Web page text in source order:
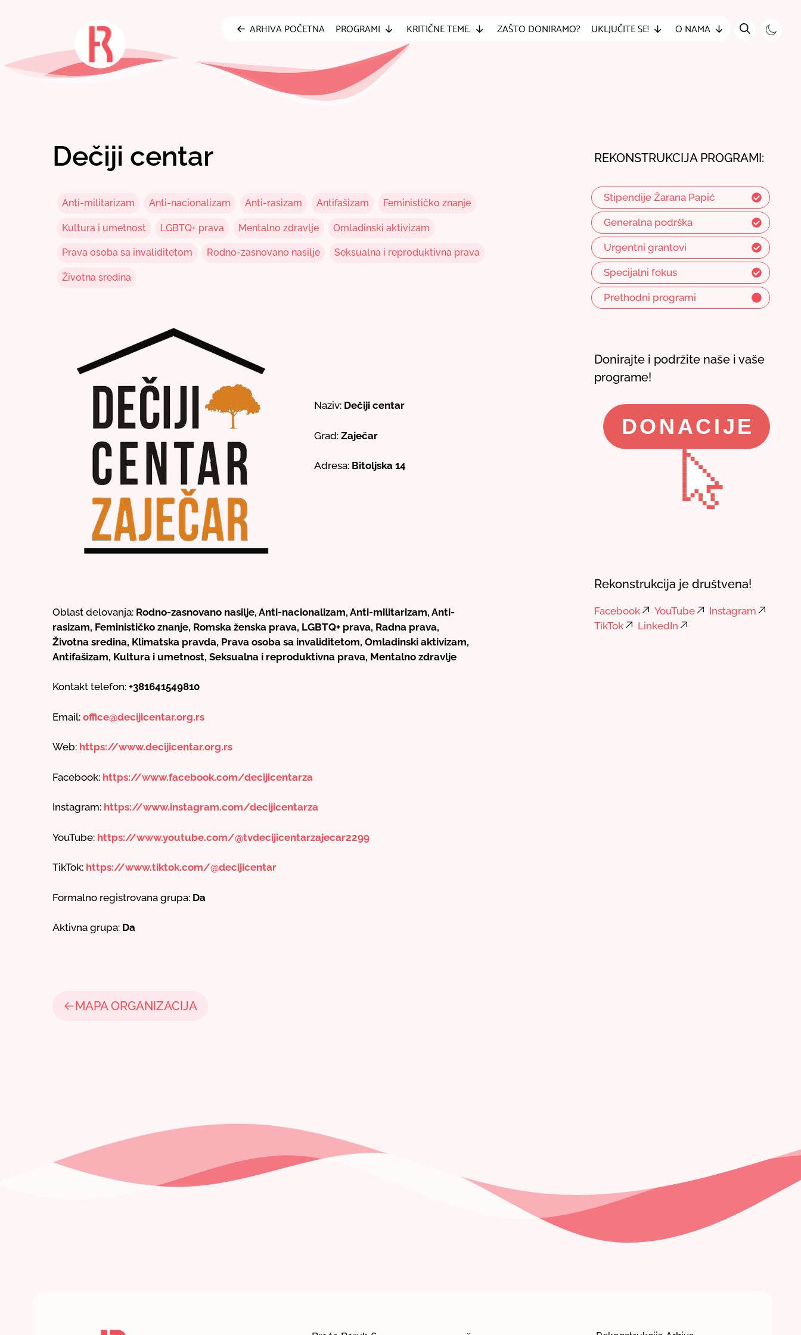
ARHIVA POČETNA PROGRAMI KRITIČNE TEME. ZAŠTO DONIRAMO? UKLJUČITE SE! O NAMA
Dečiji centar
Anti-militarizam Anti-nacionalizam Anti-rasizam Antifašizam Feminističko znanje
Kultura i umetnost LGBTQ+ prava Mentalno zdravlje Omladinski aktivizam
Prava osoba sa invaliditetom Rodno-zasnovano nasilje Seksualna i reproduktivna prava
Životna sredina
Naziv: Dečiji centar
Grad: Zaječar
Adresa: Bitoljska 14
Oblast delovanja: Rodno-zasnovano nasilje, Anti-nacionalizam, Anti-militarizam, Anti-
rasizam, Feminističko znanje, Romska ženska prava, LGBTQ+ prava, Radna prava,
Životna sredina, Klimatska pravda, Prava osoba sa invaliditetom, Omladinski aktivizam,
Antifašizam, Kultura i umetnost, Seksualna i reproduktivna prava, Mentalno zdravlje
Kontakt telefon: +381641549810
Email: office@decijicentar.org.rs
Web: https://www.decijicentar.org.rs
Facebook: https://www.facebook.com/decijicentarza
Instagram: https://www.instagram.com/decijicentarza
YouTube: https://www.youtube.com/@tvdecijicentarzajecar2299
TikTok: https://www.tiktok.com/@decijicentar
Formalno registrovana grupa: Da
Aktivna grupa: Da
MAPA ORGANIZACIJA
REKONSTRUKCIJA PROGRAMI:
Stipendije Žarana Papić
Generalna podrška
Urgentni grantovi
Specijalni fokus
Prethodni programi
Donirajte i podržite naše i vaše
programe!
Rekonstrukcija je društvena!
Facebook YouTube
Instagram
TikTok
LinkedIn